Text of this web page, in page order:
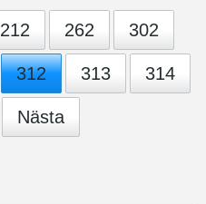
212 262 302
312 313 314
Nästa